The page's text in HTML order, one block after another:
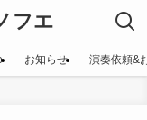
フエ
お知らせ 演奏依頼&